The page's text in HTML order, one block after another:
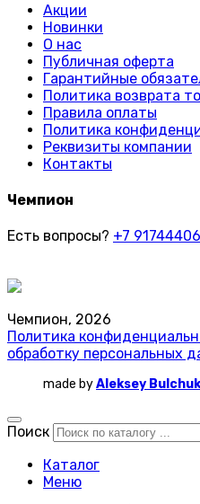
Акции
Новинки
О нас
Публичная оферта
Гарантийные
Политика возврата
Правила оплаты
Политика
Реквизиты компании
Контакты
Чемпион
Есть вопросы? +7
Чемпион, 2026
Политика
обработку персональных
made byAleksey
Поиск
Каталог
Меню